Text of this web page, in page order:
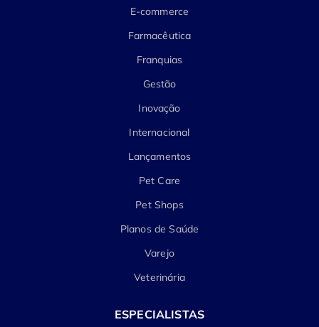
E-commerce
Farmacêutica
Franquias
Gestão
Inovação
Internacional
Lançamentos
Pet Care
Pet Shops
Planos de Saúde
Varejo
Veterinária
ESPECIALISTAS